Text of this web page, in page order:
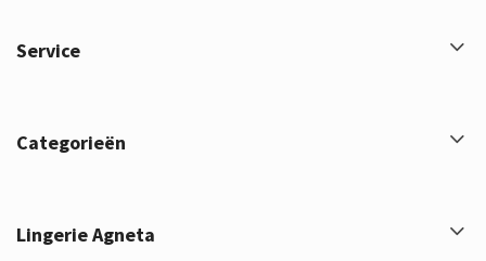
Service
Categorieën
Lingerie Agneta